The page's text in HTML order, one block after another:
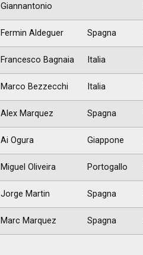
Giannantonio
Fermin Aldeguer Spagna
Francesco Bagnaia Italia
Marco Bezzecchi Italia
Alex Marquez Spagna
Ai Ogura Giappone
Miguel Oliveira Portogallo
Jorge Martin Spagna
Marc Marquez Spagna